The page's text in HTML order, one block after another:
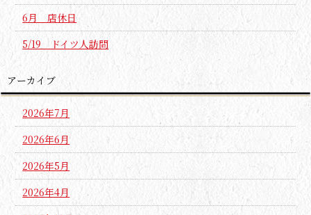
6月 店休日
5/19 ドイツ人訪問
アーカイブ
2026年7月
2026年6月
2026年5月
2026年4月